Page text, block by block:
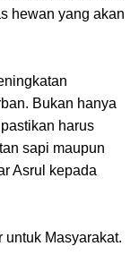
hewan yang akan
Bukan hanya
harus
sapi maupun
Asrul kepada
untuk Masyarakat.